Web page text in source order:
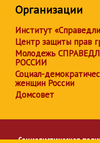
Организации
Институт
Центр защиты прав
Молодежь
РОССИИ
Социал-
женщин России
Домсовет
Социалистическая